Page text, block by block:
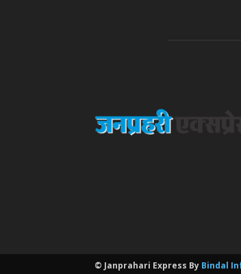
© Janprahari Express By Bindal